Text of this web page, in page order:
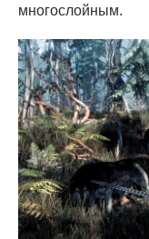
многослойным.